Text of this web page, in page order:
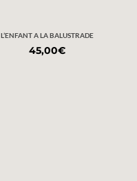
L’ENFANT A LA BALUSTRADE
45,00€